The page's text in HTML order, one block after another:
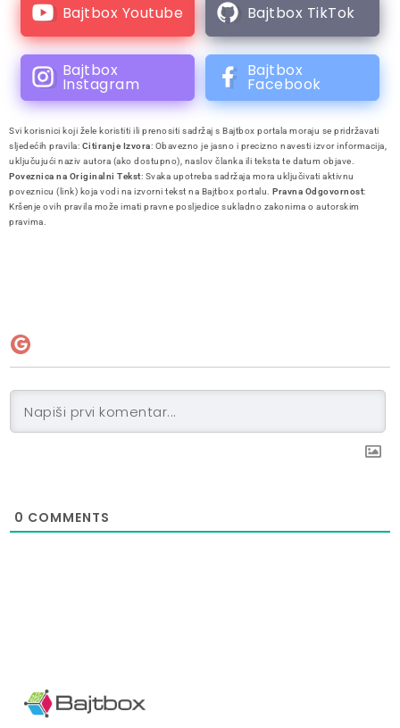
Bajtbox Youtube Bajtbox TikTok
Bajtbox
Instagram
Bajtbox
Facebook
Svi korisnici koji žele koristiti ili prenositi sadržaj s Bajtbox portala moraju se pridržavati
sljedećih pravila: Citiranje Izvora: Obavezno je jasno i precizno navesti izvor informacija,
uključujući naziv autora (ako dostupno), naslov članka ili teksta te datum objave.
Poveznica na Originalni Tekst: Svaka upotreba sadržaja mora uključivati aktivnu
poveznicu (link) koja vodi na izvorni tekst na Bajtbox portalu. Pravna Odgovornost:
Kršenje ovih pravila može imati pravne posljedice sukladno zakonima o autorskim
pravima.
0 COMMENTS